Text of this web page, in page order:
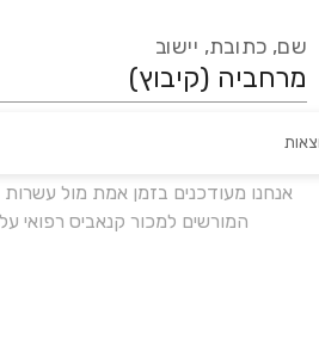
שם, כתובת, יישוב
אנחנו מעודכנים בזמן אמת מול
המורשים למכור קנאביס רפואי